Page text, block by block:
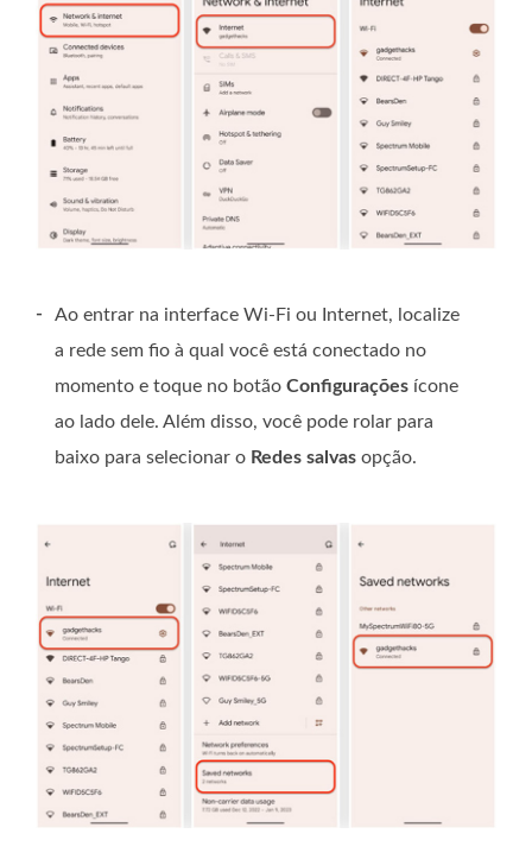
-
Ao entrar na interface Wi-Fi ou Internet, localize
a rede sem fio à qual você está conectado no
momento e toque no botão Configurações ícone
ao lado dele. Além disso, você pode rolar para
baixo para selecionar o Redes salvas opção.